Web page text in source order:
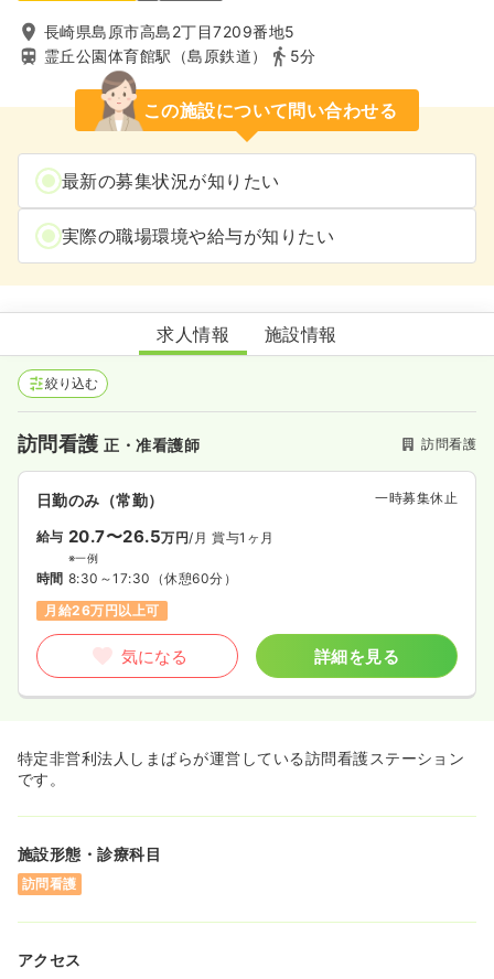
長崎県島原市高島2丁目7209番地5
霊丘公園体育館駅（島原鉄道）
5分
この施設について問い合わせる
最新の募集状況が知りたい
実際の職場環境や給与が知りたい
訪問看護ステーションしまばら
求人情報 施設情報
絞り込む
訪問看護正・准看護師 訪問看護
日勤のみ（常勤） 一時募集休止
給与 20.7〜26.5万円/月 賞与1ヶ月
※一例
時間 8:30～17:30 （休憩60分）
月給26万円以上可
気になる 詳細を見る
特定非営利法人しまばらが運営している訪問看護ステーション
です。
施設形態・診療科目
訪問看護
アクセス